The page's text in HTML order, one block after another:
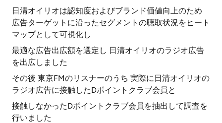
日清オイリオは認知度およびブランド価値向上のため
広告ターゲットに沿ったセグメントの聴取状況をヒート
マップとして可視化し
最適な広告出広額を選定し 日清オイリオのラジオ広告
を出広しました
その後 東京FMのリスナーのうち 実際に日清オイリオの
ラジオ広告に接触したDポイントクラブ会員と
接触しなかったDポイントクラブ会員を抽出して調査を
行いました